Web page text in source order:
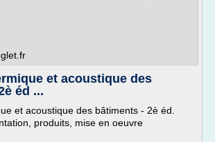
et acoustique des
éd ...
et acoustique des bâtiments - 2è éd.
produits, mise en oeuvre